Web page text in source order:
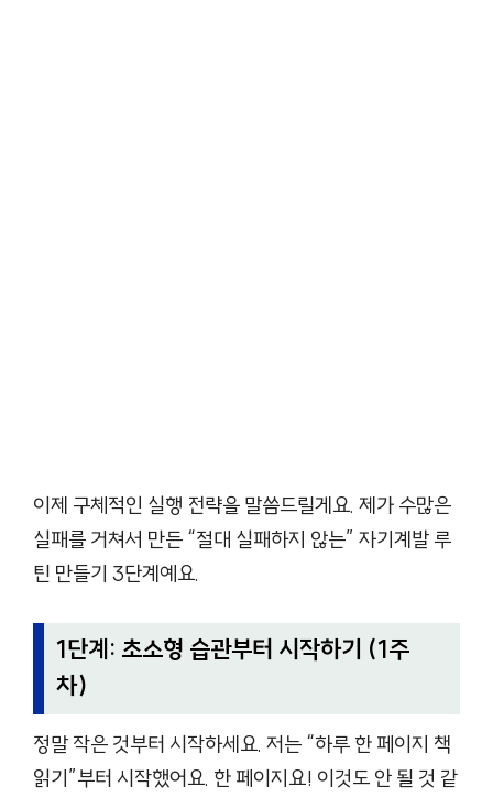
이제 구체적인 실행 전략을 말씀드릴게요. 제가 수많은
실패를 거쳐서 만든 “절대 실패하지 않는” 자기계발 루
틴 만들기 3단계예요.
1단계: 초소형 습관부터 시작하기 (1주
차)
정말 작은 것부터 시작하세요. 저는 “하루 한 페이지 책
읽기”부터 시작했어요. 한 페이지요! 이것도 안 될 것 같